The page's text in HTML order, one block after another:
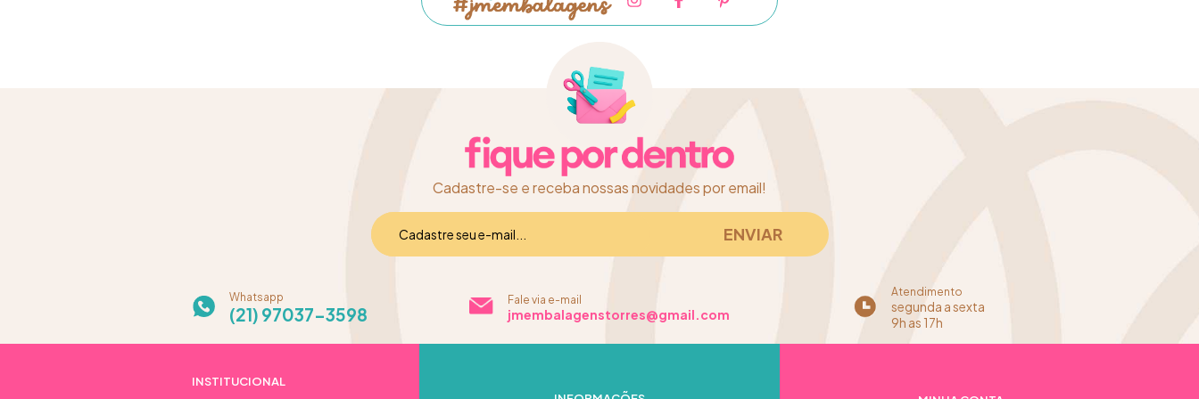
Cadastre-se e receba nossas novidades por email!
Whatsapp
(21) 97037-3598
Fale via e-mail
jmembalagenstorres@gmail.com
Atendimento
segunda a sexta
9h as 17h
INSTITUCIONAL